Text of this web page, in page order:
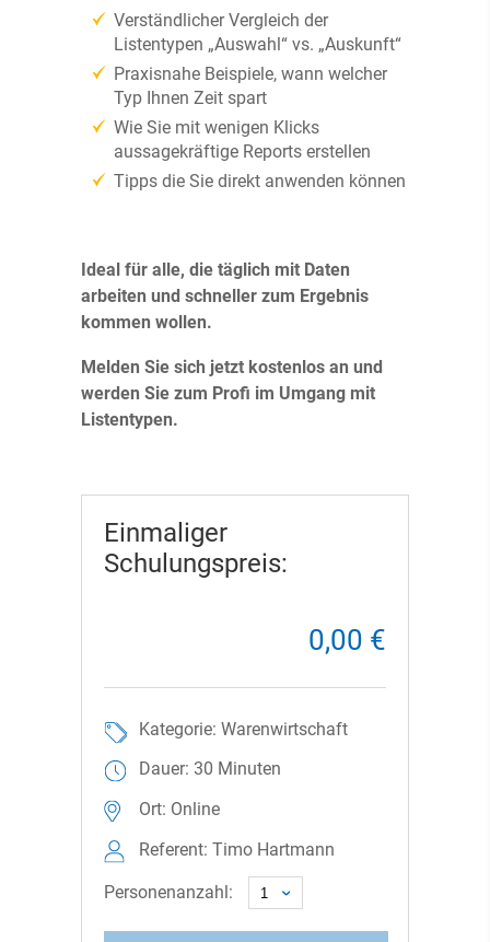
Verständlicher Vergleich der
Listentypen „Auswahl“ vs. „Auskunft“
Praxisnahe Beispiele, wann welcher
Typ Ihnen Zeit spart
Wie Sie mit wenigen Klicks
aussagekräftige Reports erstellen
Tipps die Sie direkt anwenden können
Ideal für alle, die täglich mit Daten
arbeiten und schneller zum Ergebnis
kommen wollen.
Melden Sie sich jetzt kostenlos an und
werden Sie zum Profi im Umgang mit
Listentypen.
Einmaliger
Schulungspreis:
0,00 €
Kategorie: Warenwirtschaft
Dauer: 30 Minuten
Ort: Online
Referent: Timo Hartmann
Personenanzahl: